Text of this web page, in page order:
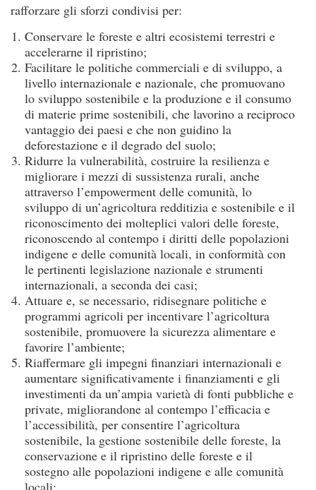
rafforzare gli sforzi condivisi per:
Conservare le foreste e altri ecosistemi terrestri e
accelerarne il ripristino;
Facilitare le politiche commerciali e di sviluppo, a
livello internazionale e nazionale, che promuovano
lo sviluppo sostenibile e la produzione e il consumo
di materie prime sostenibili, che lavorino a reciproco
vantaggio dei paesi e che non guidino la
deforestazione e il degrado del suolo;
Ridurre la vulnerabilità, costruire la resilienza e
migliorare i mezzi di sussistenza rurali, anche
attraverso l’empowerment delle comunità, lo
sviluppo di un’agricoltura redditizia e sostenibile e il
riconoscimento dei molteplici valori delle foreste,
riconoscendo al contempo i diritti delle popolazioni
indigene e delle comunità locali, in conformità con
le pertinenti legislazione nazionale e strumenti
internazionali, a seconda dei casi;
Attuare e, se necessario, ridisegnare politiche e
programmi agricoli per incentivare l’agricoltura
sostenibile, promuovere la sicurezza alimentare e
favorire l’ambiente;
Riaffermare gli impegni finanziari internazionali e
aumentare significativamente i finanziamenti e gli
investimenti da un’ampia varietà di fonti pubbliche e
private, migliorandone al contempo l’efficacia e
l’accessibilità, per consentire l’agricoltura
sostenibile, la gestione sostenibile delle foreste, la
conservazione e il ripristino delle foreste e il
sostegno alle popolazioni indigene e alle comunità
locali;